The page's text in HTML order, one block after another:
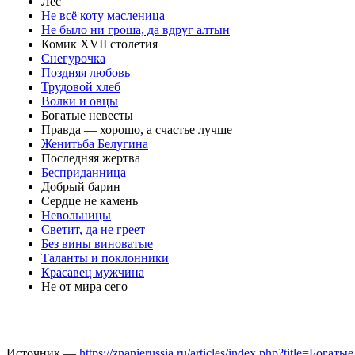
Не всё коту масленица
Не было ни гроша, да вдруг алтын
Комик XVII столетия
Снегурочка
Поздняя любовь
Трудовой хлеб
Волки и овцы
Богатые невесты
Правда — хорошо, а счастье лучше
Женитьба Белугина
Последняя жертва
Бесприданница
Добрый барин
Сердце не камень
Невольницы
Светит, да не греет
Без вины виноватые
Таланты и поклонники
Красавец мужчина
Не от мира сего